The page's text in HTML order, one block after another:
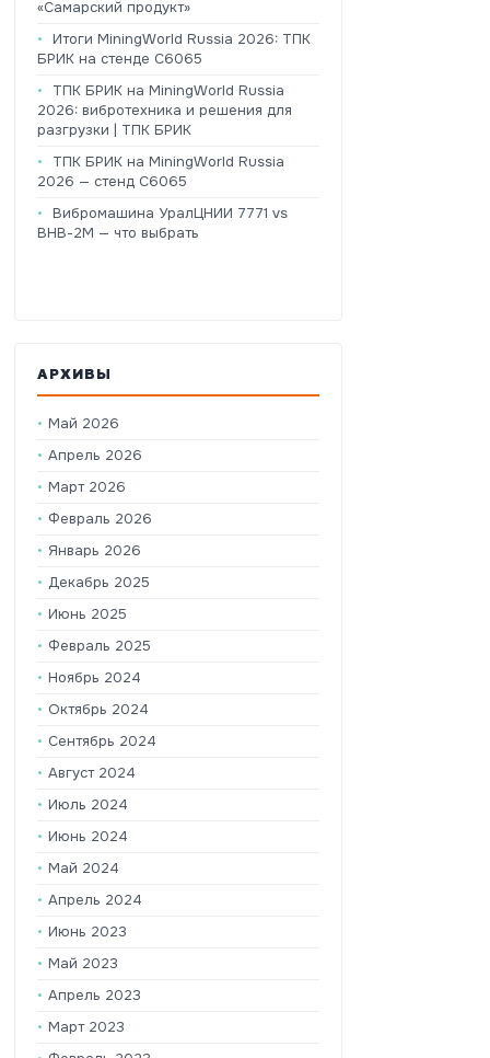
«Самарский продукт»
Итоги MiningWorld Russia 2026: ТПК
БРИК на стенде C6065
ТПК БРИК на MiningWorld Russia
2026: вибротехника и решения для
разгрузки | ТПК БРИК
ТПК БРИК на MiningWorld Russia
2026 — стенд C6065
Вибромашина УралЦНИИ 7771 vs
ВНВ-2М — что выбрать
АРХИВЫ
Май 2026
Апрель 2026
Март 2026
Февраль 2026
Январь 2026
Декабрь 2025
Июнь 2025
Февраль 2025
Ноябрь 2024
Октябрь 2024
Сентябрь 2024
Август 2024
Июль 2024
Июнь 2024
Май 2024
Апрель 2024
Июнь 2023
Май 2023
Апрель 2023
Март 2023